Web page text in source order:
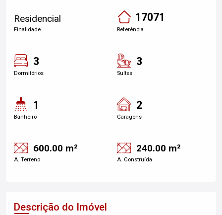
Residencial
Finalidade
17071
Referência
3
Dormitórios
3
Suítes
1
Banheiro
2
Garagens
600.00 m²
A. Terreno
240.00 m²
A. Construída
Descrição do Imóvel